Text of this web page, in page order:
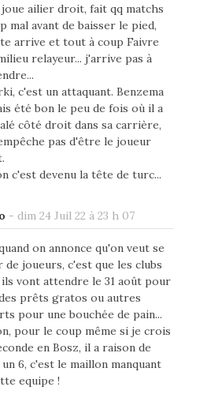
ailier droit, fait qq matchs
mal avant de baisser le pied,
arrive et tout à coup Faivre
relayeur... j'arrive pas à
c'est un attaquant. Benzema
été bon le peu de fois où il a
côté droit dans sa carrière,
pas d'être le joueur
c'est devenu la tête de turc...
- dim 24 Juil 22 à 23 h 07
on annonce qu'on veut se
de joueurs, c'est que les clubs
ils vont attendre le 31 août pour
prêts gratos ou autres
pour une bouchée de pain...
pour le coup même si je crois
en Bosz, il a raison de
6, c'est le maillon manquant
equipe !